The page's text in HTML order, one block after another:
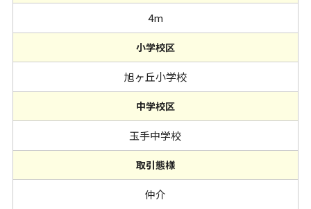
4m
小学校区
旭ヶ丘小学校
中学校区
玉手中学校
取引態様
仲介